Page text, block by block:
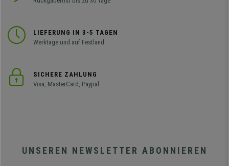
LIEFERUNG IN 3-5 TAGEN
Werktage und auf Festland
SICHERE ZAHLUNG
Visa, MasterCard, Paypal
UNSEREN NEWSLETTER ABONNIEREN